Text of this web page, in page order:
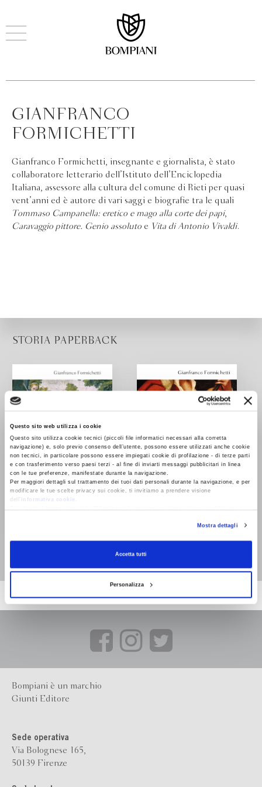
Questo sito web utilizza i cookie
Questo sito utilizza cookie tecnici (piccoli file informatici necessari alla corretta
navigazione) e, solo previo consenso dell’utente, possono essere utilizzati anche cookie
non tecnici, in particolare possono essere impiegati cookie di profilazione - di terze parti
e con trasferimento verso paesi terzi - al fine di inviarti messaggi pubblicitari in linea
con le tue preferenze, manifestate durante la navigazione.
Per maggiori dettagli sul trattamento dei tuoi dati personali durante la navigazione, e per
modificare le tue scelte privacy sui cookie, ti invitiamo a prendere visione
dell’
informativa cookie
RevocaMostra dettagli
Accetta tutti
Personalizza
GIANFRANCO
FORMICHETTI
Gianfranco Formichetti, insegnante e giornalista, è stato
collaboratore letterario dell’Istituto dell’Enciclopedia
Italiana, assessore alla cultura del comune di Rieti per quasi
vent’anni ed è autore di vari saggi e biografie tra le quali
Tommaso Campanella: eretico e mago alla corte dei papi,
Caravaggio pittore. Genio assoluto e Vita di Antonio Vivaldi.
STORIA PAPERBACK
Gianfranco Formichetti
Gianfranco Formichetti
Bompiani è un marchio
Giunti Editore
Sede operativa
Via Bolognese 165,
50139 Firenze